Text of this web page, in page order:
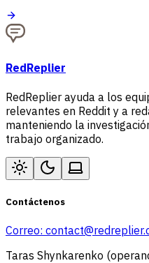
RedReplier
RedReplier ayuda a los
relevantes en Reddit y a
manteniendo la
trabajo organizado.
Contáctenos
Correo:
Taras Shynkarenko